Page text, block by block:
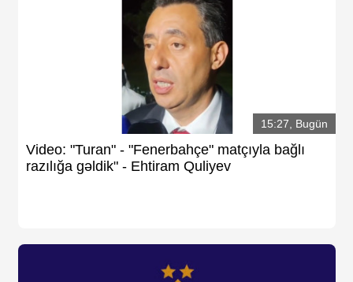
15:27, Bugün
Video: "Turan" - "Fenerbahçe" matçıyla bağlı
razılığa gəldik" - Ehtiram Quliyev